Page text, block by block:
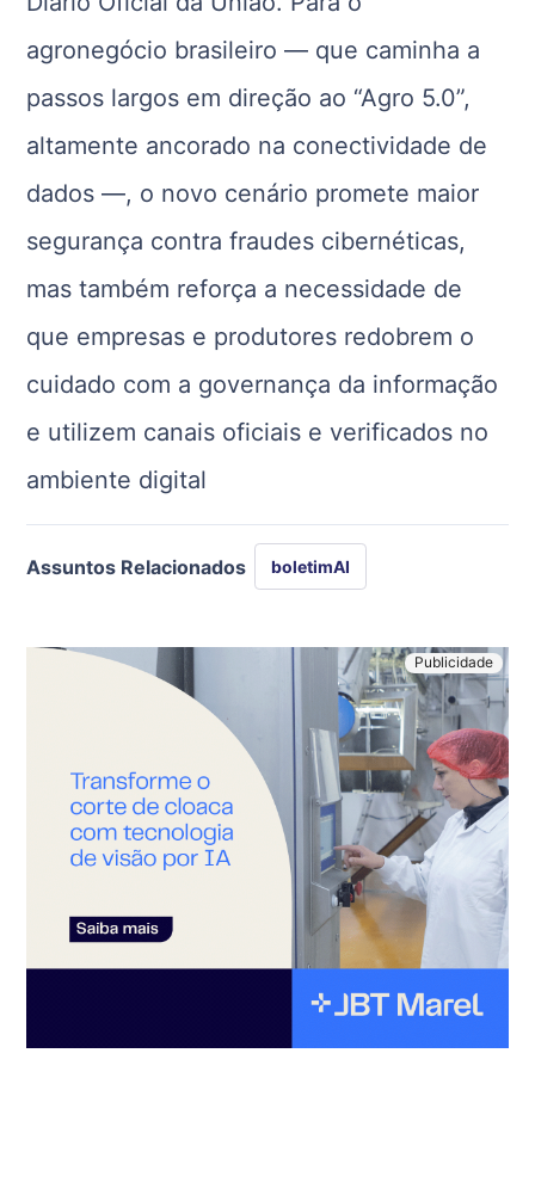
agronegócio brasileiro — que caminha a
passos largos em direção ao “Agro 5.0”,
altamente ancorado na conectividade de
dados —, o novo cenário promete maior
segurança contra fraudes cibernéticas,
mas também reforça a necessidade de
que empresas e produtores redobrem o
cuidado com a governança da informação
e utilizem canais oficiais e verificados no
ambiente digital
Assuntos Relacionados boletimAI